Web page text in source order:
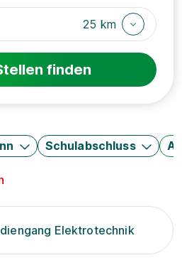
25 km
finden
Schulabschluss
Elektrotechnik